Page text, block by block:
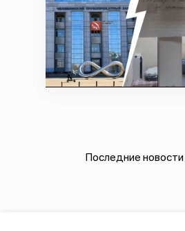
Последние новости